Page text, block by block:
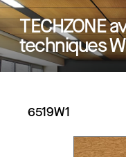
TECHZONE
techniques
6519W1